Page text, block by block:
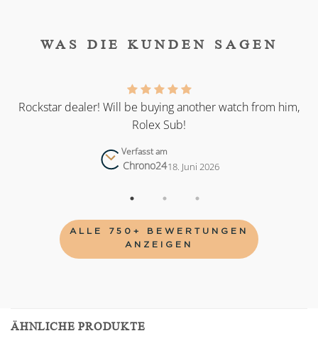
WAS DIE KUNDEN SAGEN
Rockstar dealer! Will be buying another watch from him,
Rolex Sub!
Verfasst am
Chrono2418. Juni 2026
ALLE 750+ BEWERTUNGEN
ANZEIGEN
ÄHNLICHE PRODUKTE